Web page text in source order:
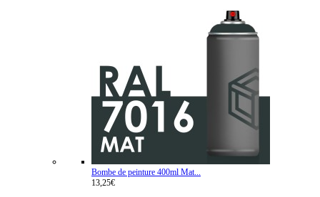
Bombe de peinture 400ml Mat...
13,25€